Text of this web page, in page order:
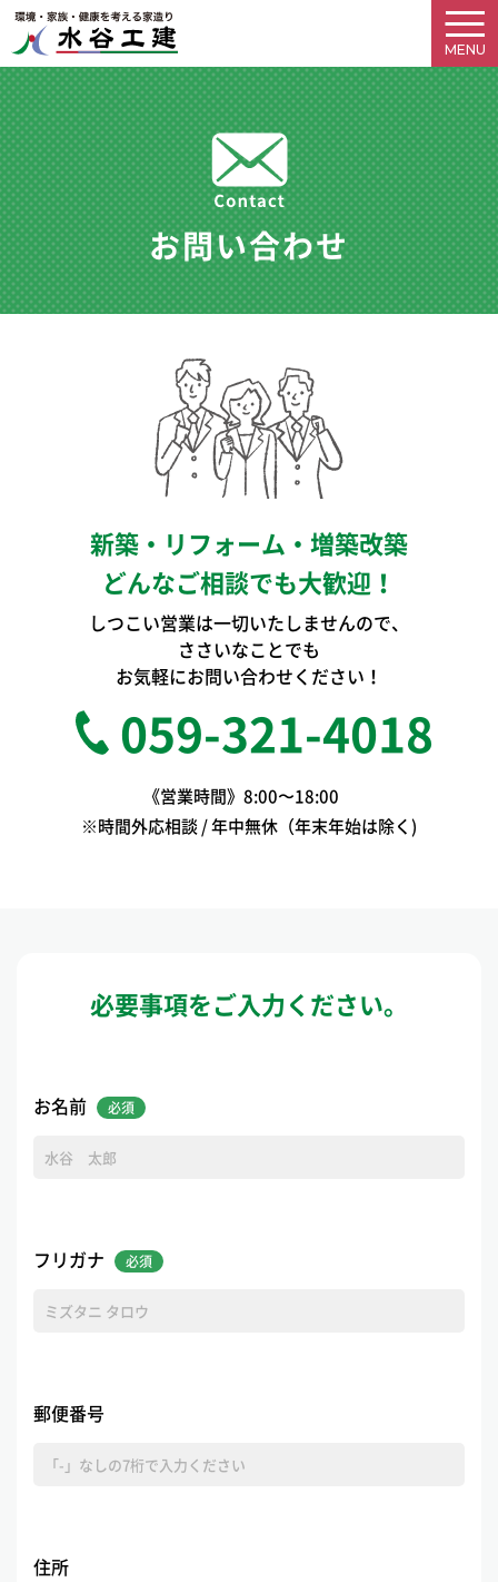
お問い合わせ
新築・リフォーム・増築改築
どんなご相談でも大歓迎！
しつこい営業は一切いたしませんので、
ささいなことでも
お気軽にお問い合わせください！
059-321-4018
《営業時間》8:00〜18:00
※時間外応相談 / 年中無休（年末年始は除く)
必要事項をご入力ください。
お名前
フリガナ
郵便番号
住所